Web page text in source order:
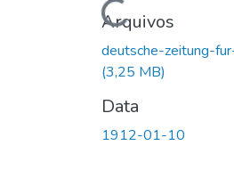
Carregando...
Arquivos
deutsche-zeitung-
(3,25 MB)
Data
1912-01-10